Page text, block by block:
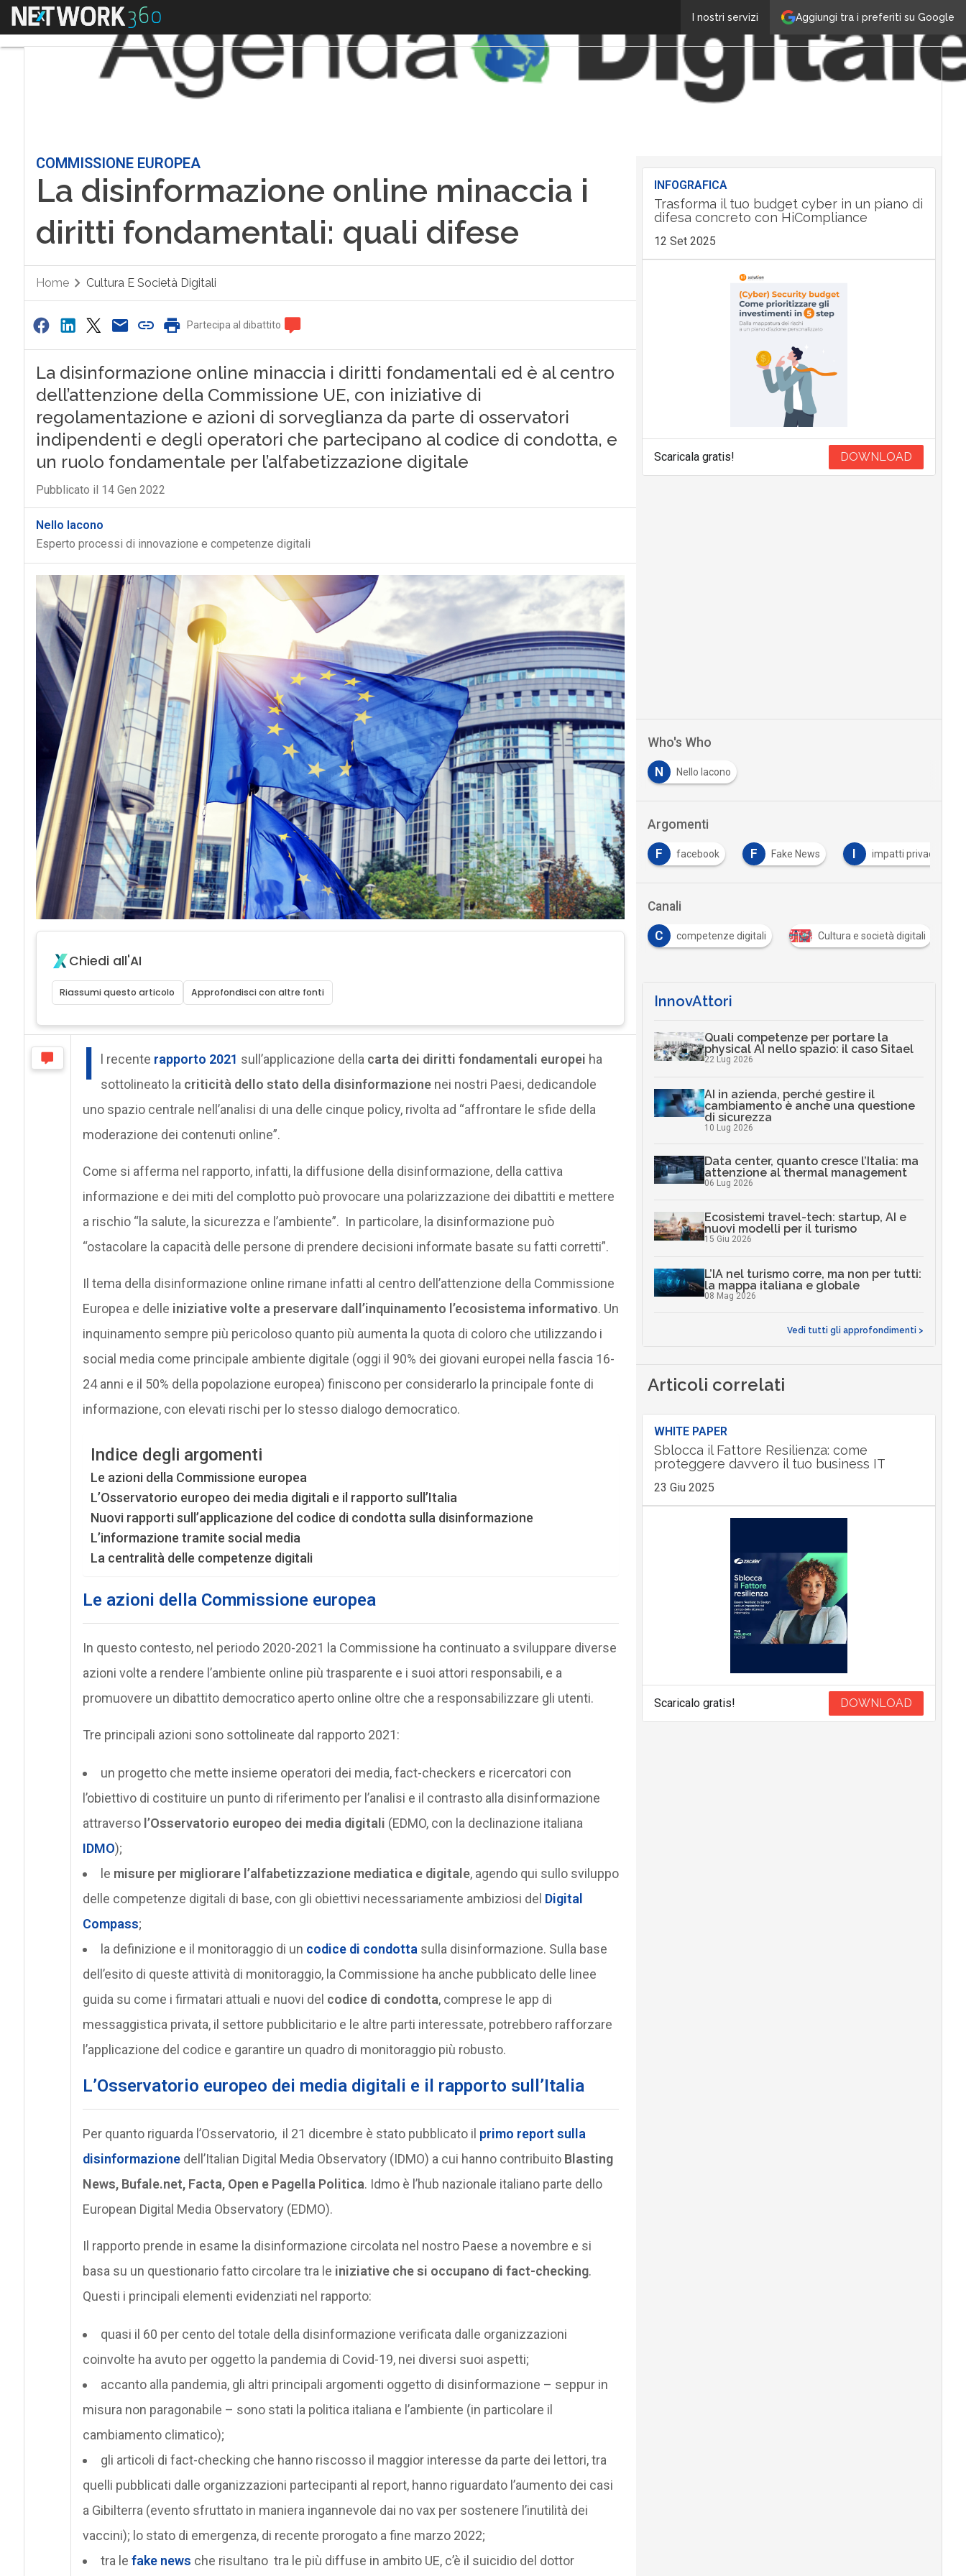
Aggiungi tra i preferiti su Google
I nostri servizi
Menu
COMMISSIONE EUROPEA
La disinformazione online minaccia i
diritti fondamentali: quali difese
Home Cultura E Società Digitali
Partecipa al dibattito
La disinformazione online minaccia i diritti fondamentali ed è al centro
dell’attenzione della Commissione UE, con iniziative di
regolamentazione e azioni di sorveglianza da parte di osservatori
indipendenti e degli operatori che partecipano al codice di condotta, e
un ruolo fondamentale per l’alfabetizzazione digitale
Pubblicato il 14 Gen 2022
Nello Iacono
Esperto processi di innovazione e competenze digitali
Chiedi all'AI
Riassumi questo articolo Approfondisci con altre fonti
I l recente rapporto 2021 sull’applicazione della carta dei diritti fondamentali europei ha
sottolineato la criticità dello stato della disinformazionenei nostri Paesi, dedicandole
uno spazio centrale nell’analisi di una delle cinque policy, rivolta ad “affrontare le sfide della
moderazione dei contenuti online”.
Come si afferma nel rapporto, infatti, la diffusione della disinformazione, della cattiva
informazione e dei miti del complotto può provocare una polarizzazione dei dibattiti e mettere
a rischio “la salute, la sicurezza e l’ambiente”. In particolare, la disinformazione può
“ostacolare la capacità delle persone di prendere decisioni informate basate su fatti corretti”.
Il tema della disinformazione online rimane infatti al centro dell’attenzione della Commissione
Europea e delle iniziative volte a preservare dall’inquinamento l’ecosistema informativo. Un
inquinamento sempre più pericoloso quanto più aumenta la quota di coloro che utilizzando i
social media come principale ambiente digitale (oggi il 90% dei giovani europei nella fascia 16-
24 anni e il 50% della popolazione europea) finiscono per considerarlo la principale fonte di
informazione, con elevati rischi per lo stesso dialogo democratico.
Indice degli argomenti
Le azioni della Commissione europea
L’Osservatorio europeo dei media digitali e il rapporto sull’Italia
Nuovi rapporti sull’applicazione del codice di condotta sulla disinformazione
L’informazione tramite social media
La centralità delle competenze digitali
Le azioni della Commissione europea
In questo contesto, nel periodo 2020-2021 la Commissione ha continuato a sviluppare diverse
azioni volte a rendere l’ambiente online più trasparente e i suoi attori responsabili, e a
promuovere un dibattito democratico aperto online oltre che a responsabilizzare gli utenti.
Tre principali azioni sono sottolineate dal rapporto 2021:
un progetto che mette insieme operatori dei media, fact-checkers e ricercatori con
l’obiettivo di costituire un punto di riferimento per l’analisi e il contrasto alla disinformazione
attraverso l’Osservatorio europeo dei media digitali (EDMO, con la declinazione italiana
IDMO);
le misure per migliorare l’alfabetizzazione mediatica e digitale, agendo qui sullo sviluppo
delle competenze digitali di base, con gli obiettivi necessariamente ambiziosi del Digital
Compass;
la definizione e il monitoraggio di un codice di condotta sulla disinformazione. Sulla base
dell’esito di queste attività di monitoraggio, la Commissione ha anche pubblicato delle linee
guida su come i firmatari attuali e nuovi del codice di condotta, comprese le app di
messaggistica privata, il settore pubblicitario e le altre parti interessate, potrebbero rafforzare
l’applicazione del codice e garantire un quadro di monitoraggio più robusto.
L’Osservatorio europeo dei media digitali e il rapporto sull’Italia
Per quanto riguarda l’Osservatorio, il 21 dicembre è stato pubblicato il primo report sulla
disinformazionedell’Italian Digital Media Observatory (IDMO) a cui hanno contribuito Blasting
News, Bufale.net, Facta, Open e Pagella Politica. Idmo è l’hub nazionale italiano parte dello
European Digital Media Observatory (EDMO).
Il rapporto prende in esame la disinformazione circolata nel nostro Paese a novembre e si
basa su un questionario fatto circolare tra le iniziative che si occupano di fact-checking.
Questi i principali elementi evidenziati nel rapporto:
quasi il 60 per cento del totale della disinformazione verificata dalle organizzazioni
coinvolte ha avuto per oggetto la pandemia di Covid-19, nei diversi suoi aspetti;
accanto alla pandemia, gli altri principali argomenti oggetto di disinformazione – seppur in
misura non paragonabile – sono stati la politica italiana e l’ambiente (in particolare il
cambiamento climatico);
gli articoli di fact-checking che hanno riscosso il maggior interesse da parte dei lettori, tra
quelli pubblicati dalle organizzazioni partecipanti al report, hanno riguardato l’aumento dei casi
a Gibilterra (evento sfruttato in maniera ingannevole dai no vax per sostenere l’inutilità dei
vaccini); lo stato di emergenza, di recente prorogato a fine marzo 2022;
tra le fake news che risultano tra le più diffuse in ambito UE, c’è il suicidio del dottor
INFOGRAFICA
Trasforma il tuo budget cyber in un piano di
difesa concreto con HiCompliance
12 Set 2025
Scaricala gratis! DOWNLOAD
Who's Who
N Nello Iacono
Argomenti
D democrazia F facebook F Fake News impatti privacy e
Canali
Cittadinanza digitale C competenze digitali Cultura e società digitali
InnovAttori
Quali competenze per portare la
physical AI nello spazio: il caso Sitael
22 Lug 2026
AI in azienda, perché gestire il
cambiamento è anche una questione
di sicurezza
10 Lug 2026
Data center, quanto cresce l’Italia: ma
attenzione al thermal management
06 Lug 2026
Ecosistemi travel-tech: startup, AI e
nuovi modelli per il turismo
15 Giu 2026
L’IA nel turismo corre, ma non per tutti:
la mappa italiana e globale
08 Mag 2026
Vedi tutti gli approfondimenti >
Articoli correlati
WHITE PAPER
Sblocca il Fattore Resilienza: come
proteggere davvero il tuo business IT
23 Giu 2025
Scaricalo gratis! DOWNLOAD